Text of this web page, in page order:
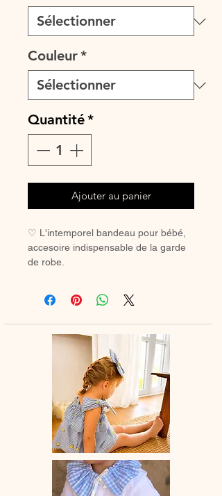
Couleur*
Quantité*
Ajouter au panier
♡ L'intemporel bandeau pour bébé,
accesoire indispensable de la garde
de robe.
28 jours ouvrés selon les commandes
♡ Lavage à la main ou en machine
30° max, couleurs similaires, cycle
délicat. Ne pas utilser de sèche-linge.
. * Coloris : Vert lichen (1) ,Argile
rose(2), Rose Nude (3)Beige clair (4),
Lait (5), Camel(6)